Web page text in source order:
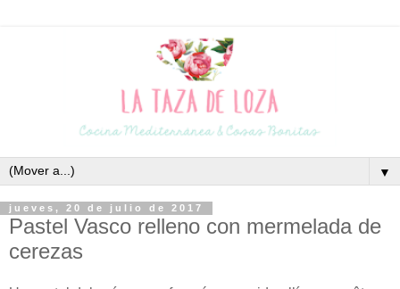
▼
jueves, 20 de julio de 2017
Pastel Vasco relleno con mermelada de
cerezas